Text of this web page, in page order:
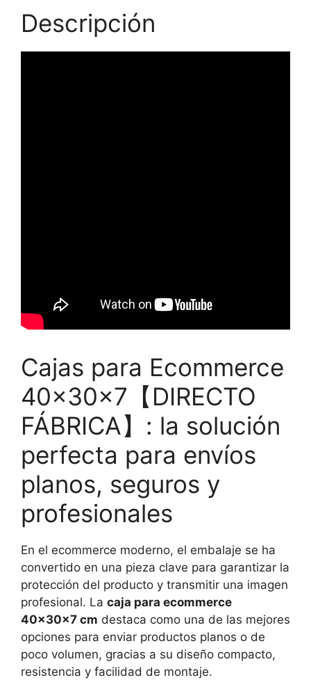
Descripción
Cajas para Ecommerce
40x30x7 【DIRECTO
FÁBRICA】 : la solución
perfecta para envíos
planos, seguros y
profesionales
En el ecommerce moderno, el embalaje se ha
convertido en una pieza clave para garantizar la
protección del producto y transmitir una imagen
profesional. La caja para ecommerce
40x30x7 cm destaca como una de las mejores
opciones para enviar productos planos o de
poco volumen, gracias a su diseño compacto,
resistencia y facilidad de montaje.